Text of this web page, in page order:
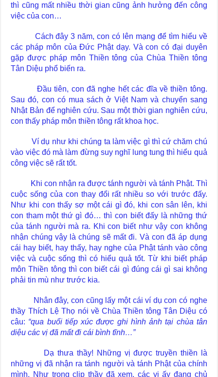
thì cũng mất nhiều thời gian cũng ảnh hưởng đến công
việc của con…
Cách đây 3 năm, con có lên mạng để tìm hiểu về
các pháp môn của Đức Phật dạy. Và con có đại duyên
gặp được pháp môn Thiền tông của Chùa Thiền tông
Tân Diệu phổ biến ra.
Đầu tiên, con đã nghe hết các đĩa về thiền tông.
Sau đó, con có mua sách ở Việt Nam và chuyển sang
Nhật Bản để nghiên cứu. Sau một thời gian nghiên cứu,
con thấy pháp môn thiền tông rất khoa học.
Ví dụ như khi chúng ta làm việc gì thì cứ chăm chú
vào việc đó mà làm đừng suy nghĩ lung tung thì hiểu quả
công việc sẽ rất tốt.
Khi con nhận ra được tánh người và tánh Phật. Thì
cuộc sống của con thay đổi rất nhiều so với trước đấy.
Như khi con thấy sợ một cái gì đó, khi con sân lên, khi
con tham một thứ gì đó… thì con biết đấy là những thứ
của tánh người mà ra. Khi con biết như vậy con không
nhận chúng vậy là chúng sẽ mất đi. Và con đã áp dụng
cái hay biết, hay thấy, hay nghe của Phật tánh vào công
việc và cuộc sống thì có hiểu quả tốt. Từ khi biết pháp
môn Thiền tông thì con biết cái gì đúng cái gì sai không
phải tin mù như trước kia.
Nhân đây, con cũng lấy một cái ví dụ con có nghe
thầy Thích Lệ Thọ nói về Chùa Thiền tông Tân Diệu có
câu: “qua buổi tiếp xúc được ghi hình ảnh tại chùa tân
diệu các vị đã mất đi cái bình tĩnh…”
Dạ thưa thầy! Những vị được truyền thiền là
những vị đã nhận ra tánh người và tánh Phật của chính
mình. Như trong clip thầy đã xem, các vị ấy đang chủ